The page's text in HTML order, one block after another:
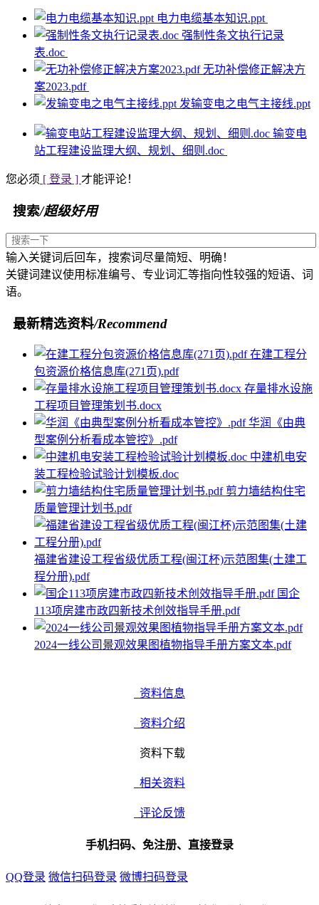
电力电缆基本知识.ppt
强制性条文执行记录
表.doc
无功补偿修正解决方
案2023.pdf
发输变电之电气主接线.ppt
输变电
站工程建设监理大纲、规划、细则.doc
您必须 [ 登录 ] 才能评论！
搜索/超级好用
输入关键词后回车，搜索词尽量简短、明确！
关键词建议使用标准编号、专业词汇等指向性较强的短语、词
语。
最新精选资料/Recommend
在建工程分
包资源价格信息库(271页).pdf
存量排水设施
工程项目管理策划书.docx
华润《由典
型案例分析看成本管控》.pdf
中建机电安
装工程检验试验计划模板.doc
剪力墙结构住宅
质量管理计划书.pdf
福建省建设工程省级优质工程(闽江杯)示范图集(土建工
程分册).pdf
国企
113项房建市政四新技术创效指导手册.pdf
2024一线公司景观效果图植物指导手册方案文本.pdf
资料信息
资料介绍
资料下载
相关资料
评论反馈
手机扫码、免注册、直接登录
QQ登录 微信扫码登录 微博扫码登录